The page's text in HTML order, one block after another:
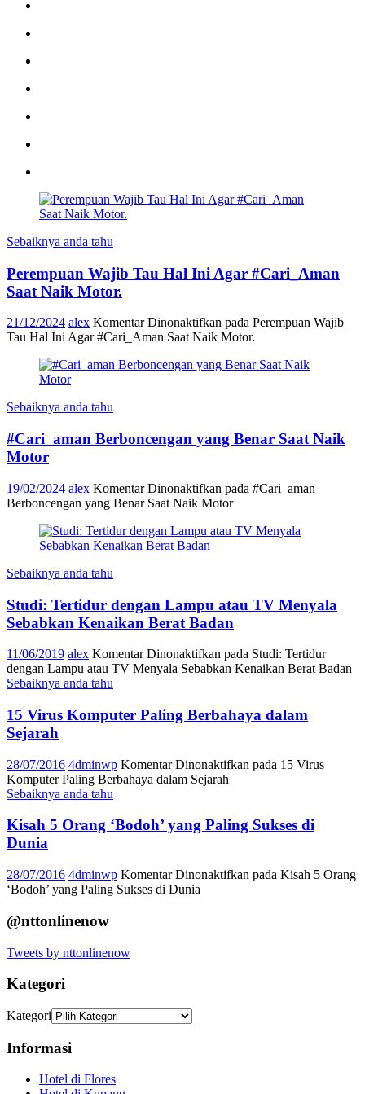
Sebaiknya anda tahu
Perempuan Wajib Tau Hal Ini Agar #Cari_Aman
Saat Naik Motor.
21/12/2024 alex Komentar Dinonaktifkan pada Perempuan Wajib
Tau Hal Ini Agar #Cari_Aman Saat Naik Motor.
Sebaiknya anda tahu
#Cari_aman Berboncengan yang Benar Saat Naik
Motor
19/02/2024 alex Komentar Dinonaktifkan pada #Cari_aman
Berboncengan yang Benar Saat Naik Motor
Sebaiknya anda tahu
Studi: Tertidur dengan Lampu atau TV Menyala
Sebabkan Kenaikan Berat Badan
11/06/2019 alex Komentar Dinonaktifkan pada Studi: Tertidur
dengan Lampu atau TV Menyala Sebabkan Kenaikan Berat Badan
Sebaiknya anda tahu
15 Virus Komputer Paling Berbahaya dalam
Sejarah
28/07/2016 4dminwp Komentar Dinonaktifkan pada 15 Virus
Komputer Paling Berbahaya dalam Sejarah
Sebaiknya anda tahu
Kisah 5 Orang ‘Bodoh’ yang Paling Sukses di
Dunia
28/07/2016 4dminwp Komentar Dinonaktifkan pada Kisah 5 Orang
‘Bodoh’ yang Paling Sukses di Dunia
@nttonlinenow
Tweets by nttonlinenow
Kategori
Kategori
Informasi
Hotel di Flores